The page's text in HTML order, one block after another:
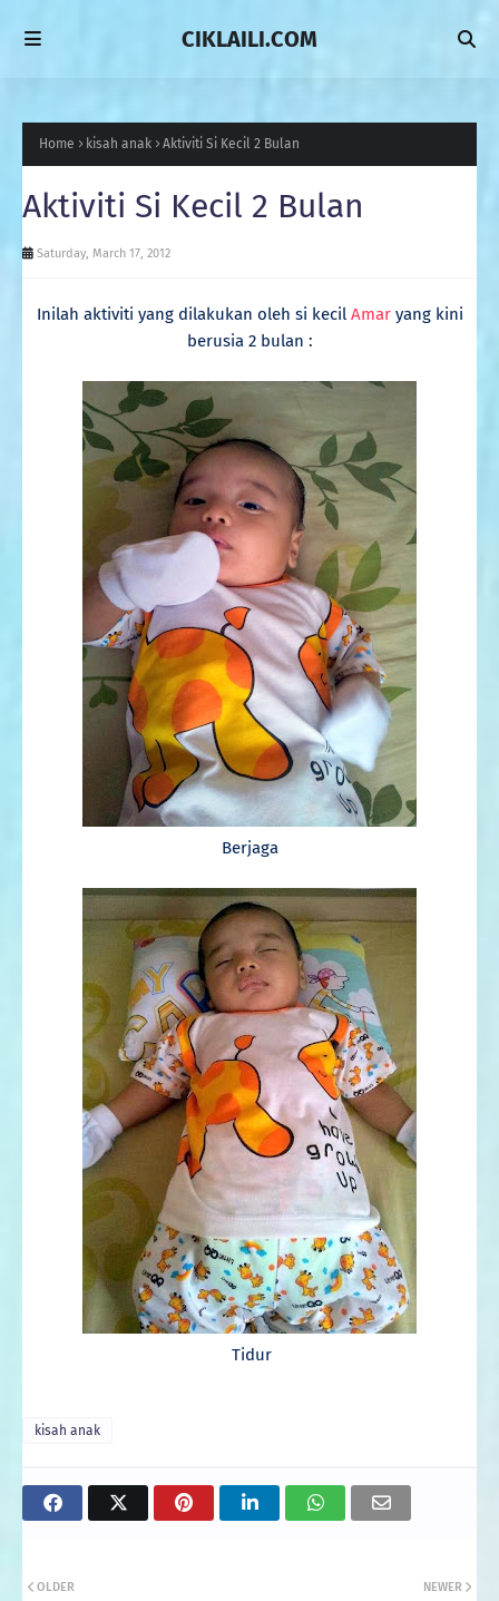
CIKLAILI.COM
Home kisah anak Aktiviti Si Kecil 2 Bulan
Aktiviti Si Kecil 2 Bulan
Saturday, March 17, 2012
Inilah aktiviti yang dilakukan oleh si kecil Amaryang kini
berusia 2 bulan :
Berjaga
Tidur
kisah anak
NEWER
OLDER